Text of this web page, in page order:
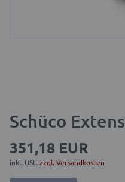
Schüco
351,18 EUR
inkl. USt. zzgl. Versandkosten